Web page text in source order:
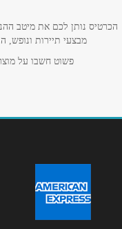
אימייל
נושא*
הודעה*
הכרטיס נותן לכם את מיטב
מבצעי תיירות ונופש,
פשוט חשבו על